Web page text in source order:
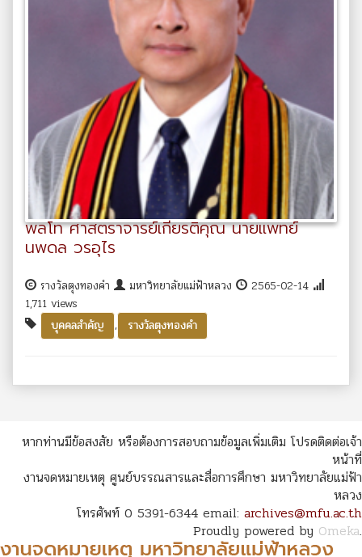
พลโท ศาสตราจารย์เกียรติคุณ นายแพทย์
นพดล วรอุไร
รางวัลตุงทองคำ มหาวิทยาลัยแม่ฟ้าหลวง
2565-02-14
1,711 views
บุคคลสำคัญ
, รางวัลตุงทองคำ
หากท่านมีข้อสงสัย หรือต้องการสอบถามข้อมูลเพิ่มเติม โปรดติดต่อเจ้า
หน้าที่
งานจดหมายเหตุ ศูนย์บรรณสารและสื่อการศึกษา มหาวิทยาลัยแม่ฟ้า
หลวง
โทรศัพท์ 0 5391-6344 email: archives@mfu.ac.th
Proudly powered by Omeka.